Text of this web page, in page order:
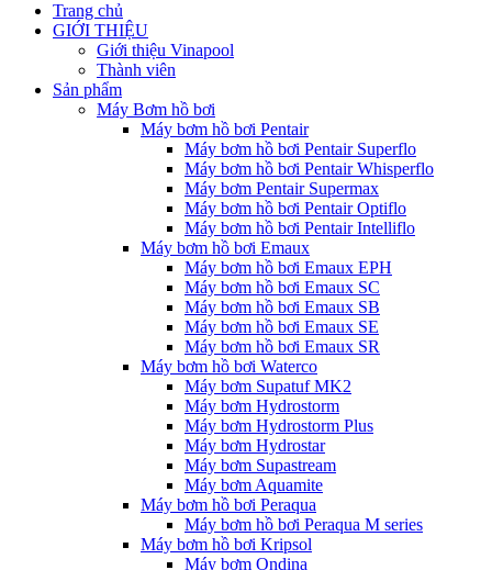
Trang chủ
GIỚI THIỆU
Giới thiệu Vinapool
Thành viên
Sản phẩm
Máy Bơm hồ bơi
Máy bơm hồ bơi Pentair
Máy bơm hồ bơi Pentair Superflo
Máy bơm hồ bơi Pentair Whisperflo
Máy bơm Pentair Supermax
Máy bơm hồ bơi Pentair Optiflo
Máy bơm hồ bơi Pentair Intelliflo
Máy bơm hồ bơi Emaux
Máy bơm hồ bơi Emaux EPH
Máy bơm hồ bơi Emaux SC
Máy bơm hồ bơi Emaux SB
Máy bơm hồ bơi Emaux SE
Máy bơm hồ bơi Emaux SR
Máy bơm hồ bơi Waterco
Máy bơm Supatuf MK2
Máy bơm Hydrostorm
Máy bơm Hydrostorm Plus
Máy bơm Hydrostar
Máy bơm Supastream
Máy bơm Aquamite
Máy bơm hồ bơi Peraqua
Máy bơm hồ bơi Peraqua M series
Máy bơm hồ bơi Kripsol
Máy bơm Ondina